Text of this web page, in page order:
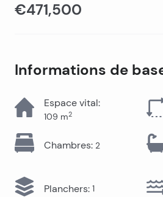
€471,500
Informations de
Espace vital:
109 m2
Chambres: 2
Planchers: 1